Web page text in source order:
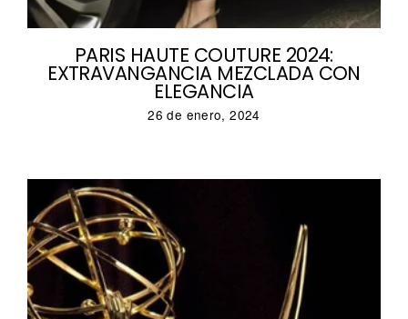
PARIS HAUTE COUTURE 2024:
EXTRAVANGANCIA MEZCLADA CON
ELEGANCIA
26 de enero, 2024